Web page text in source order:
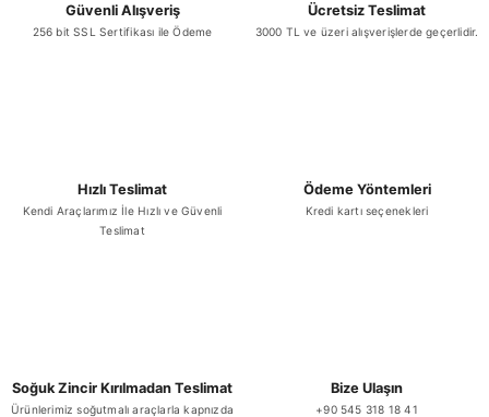
Güvenli Alışveriş
256 bit SSL Sertifikası ile Ödeme
Ücretsiz Teslimat
3000 TL ve üzeri alışverişlerde geçerlidir.
Hızlı Teslimat
Kendi Araçlarımız İle Hızlı ve Güvenli
Teslimat
Ödeme Yöntemleri
Kredi kartı seçenekleri
Soğuk Zincir Kırılmadan Teslimat
Ürünlerimiz soğutmalı araçlarla kapnızda
Bize Ulaşın
+90 545 318 18 41